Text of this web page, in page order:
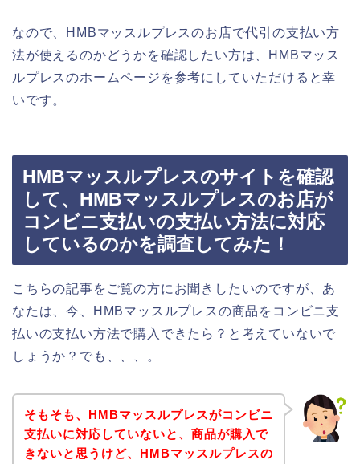
なので、HMBマッスルプレスのお店で代引の支払い方
法が使えるのかどうかを確認したい方は、HMBマッス
ルプレスのホームページを参考にしていただけると幸
いです。
HMBマッスルプレスのサイトを確認
して、HMBマッスルプレスのお店が
コンビニ支払いの支払い方法に対応
しているのかを調査してみた！
こちらの記事をご覧の方にお聞きしたいのですが、あ
なたは、今、HMBマッスルプレスの商品をコンビニ支
払いの支払い方法で購入できたら？と考えていないで
しょうか？でも、、、。
そもそも、HMBマッスルプレスがコンビニ
支払いに対応していないと、商品が購入で
きないと思うけど、HMBマッスルプレスの